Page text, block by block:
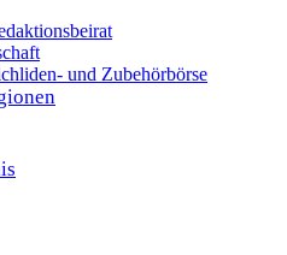
und Zubehörbörse